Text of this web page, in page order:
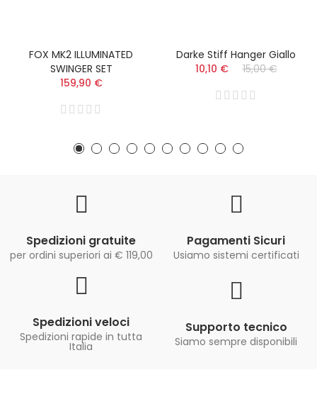
FOX MK2 ILLUMINATED
SWINGER SET
159,90 €
Darke Stiff Hanger Giallo
10,10 €
15,00 €
Spedizioni gratuite
per ordini superiori ai € 119,00
Pagamenti Sicuri
Usiamo sistemi certificati
Spedizioni veloci
Spedizioni rapide in tutta
Italia
Supporto tecnico
Siamo sempre disponibili